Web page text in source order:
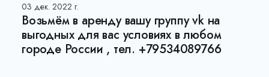
03 дек. 2022 г.
Возьмëм в аренду вашу группу vk на
выгодных для вас условиях в любом
городе России , тел. +79534089766